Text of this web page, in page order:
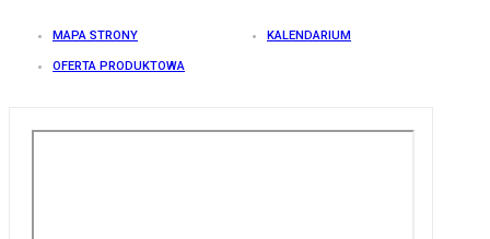
MAPA STRONY KALENDARIUM
OFERTA PRODUKTOWA